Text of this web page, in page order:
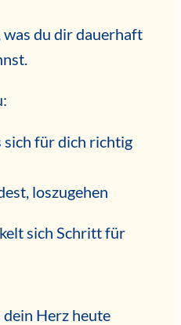
du dir dauerhaft
sich für dich richtig
loszugehen
sich Schritt für
dein Herz heute